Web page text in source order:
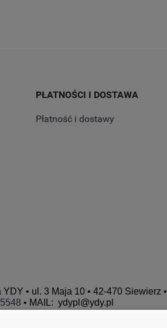
PŁATNOŚCI I DOSTAWA
Płatność i dostawy
• ul. 3 Maja 10 • 42-470 Siewierz •
• MAIL: ydypl @ydy.pl